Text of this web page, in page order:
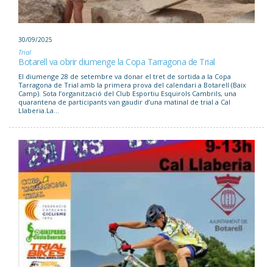
30/09/2025
Trial
Botarell va obrir diumenge la Copa Tarragona de Trial
El diumenge 28 de setembre va donar el tret de sortida a la Copa
Tarragona de Trial amb la primera prova del calendari a Botarell (Baix
Camp). Sota l’organització del Club Esportiu Esquirols Cambrils, una
quarantena de participants van gaudir d’una matinal de trial a Cal
Llaberia.La...